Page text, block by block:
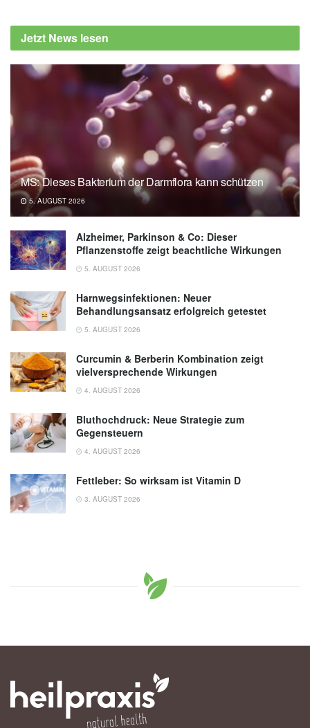
Hamm, Henning: Viruswarzen - Kein
Hexenwerk, in: Pharmazeutische
Zeitung, 15/2010,PZ
Abeck, Dietrich; Tetsch, Larissa; Lüftl,
Matthias; Biedermann, Tilo:
Extragenitale kutane Warzen - Klinik,
Diagnose und Therapie, in: Journal of
the German Society of Dermatology,
17(6): 613-636, Juni 2019,Wiley Online
Library
Jetzt News lesen
MS: Dieses Bakterium der Darmflora kann schützen
5. AUGUST 2026
Alzheimer, Parkinson & Co: Dieser
Pflanzenstoffe zeigt beachtliche Wirkungen
5. AUGUST 2026
Harnwegsinfektionen: Neuer
Behandlungsansatz erfolgreich getestet
5. AUGUST 2026
Curcumin & Berberin Kombination zeigt
vielversprechende Wirkungen
4. AUGUST 2026
Bluthochdruck: Neue Strategie zum
Gegensteuern
4. AUGUST 2026
Fettleber: So wirksam ist Vitamin D
3. AUGUST 2026